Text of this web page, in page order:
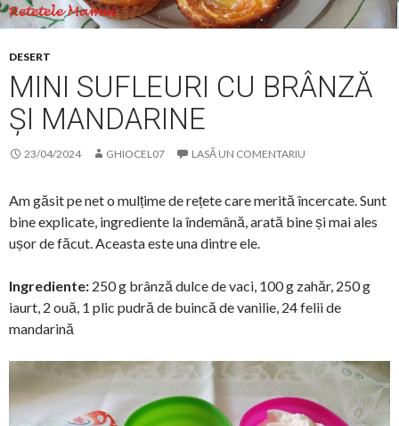
DESERT
MINI SUFLEURI CU BRÂNZĂ
ȘI MANDARINE
23/04/2024 GHIOCEL07 LASĂ UN COMENTARIU
Am găsit pe net o mulțime de rețete care merită încercate. Sunt
bine explicate, ingrediente la îndemână, arată bine și mai ales
ușor de făcut. Aceasta este una dintre ele.
Ingrediente: 250 g brânză dulce de vaci, 100 g zahăr, 250 g
iaurt, 2 ouă, 1 plic pudră de buincă de vanilie, 24 felii de
mandarină